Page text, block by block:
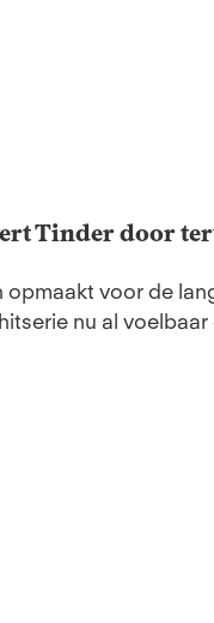
Tinder door
opmaakt voor de
nu al